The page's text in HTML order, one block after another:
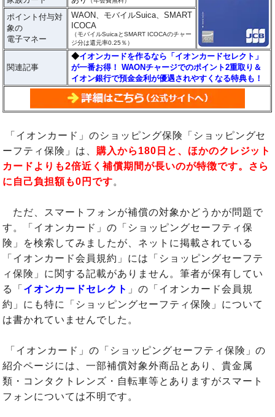
ポイント付与対
象の
電子マネー
WAON、モバイルSuica、SMART
ICOCA
（モバイルSuicaとSMART ICOCAのチャー
ジ分は還元率0.25％）
関連記事
◆イオンカードを作るなら「イオンカードセレクト」
が一番お得！ WAONチャージでのポイント2重取り＆
イオン銀行で預金金利が優遇されやすくなる特典も！
「イオンカード」のショッピング保険「ショッピングセ
ーフティ保険」は、 購入から180日と、ほかのクレジット
カードよりも2倍近く補償期間が長いのが特徴です。さら
に自己負担額も0円です。
ただ、スマートフォンが補償の対象かどうかが問題で
す。「イオンカード」の「ショッピングセーフティ保
険」を検索してみましたが、ネットに掲載されている
「イオンカード会員規約」には「ショッピングセーフテ
ィ保険」に関する記載がありません。筆者が保有してい
る「 イオンカードセレクト 」の「イオンカード会員規
約」にも特に「ショッピングセーフティ保険」について
は書かれていませんでした。
「イオンカード」の「ショッピングセーフティ保険」の
紹介ページには、一部補償対象外商品とあり、貴金属
類・コンタクトレンズ・自転車等とありますがスマート
フォンについては不明です。